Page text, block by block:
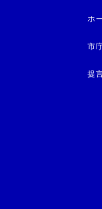
ホ
市
提